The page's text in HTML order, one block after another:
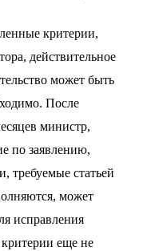
критерии,
действительное
может быть
После
министр,
по заявлению,
требуемые статьей
может
исправления
еще не